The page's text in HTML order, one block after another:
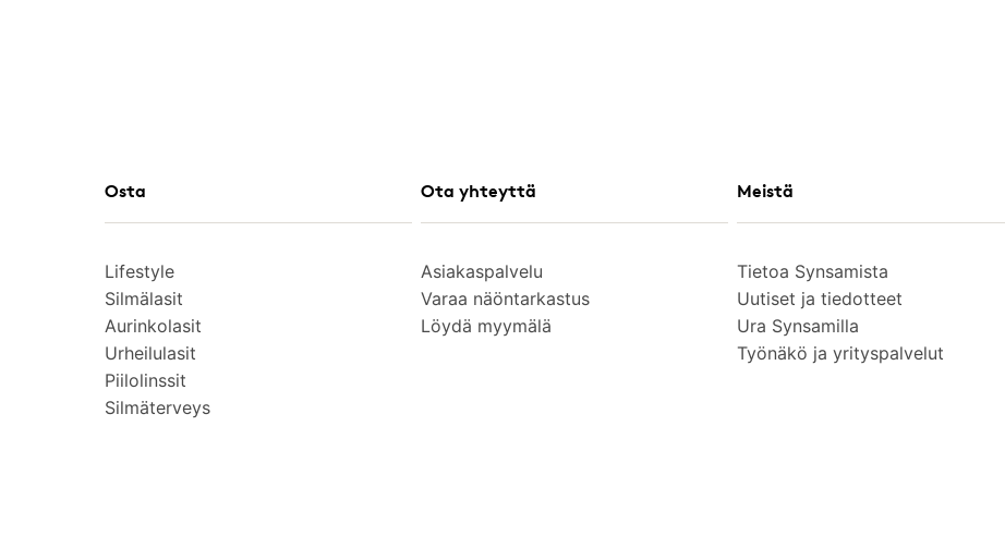
Osta
Lifestyle
Silmälasit
Aurinkolasit
Urheilulasit
Piilolinssit
Silmäterveys
Ota yhteyttä
Asiakaspalvelu
Varaa näöntarkastus
Löydä myymälä
Meistä
Tietoa Synsamista
Uutiset ja tiedotteet
Ura Synsamilla
Työnäkö ja yrityspalvelut